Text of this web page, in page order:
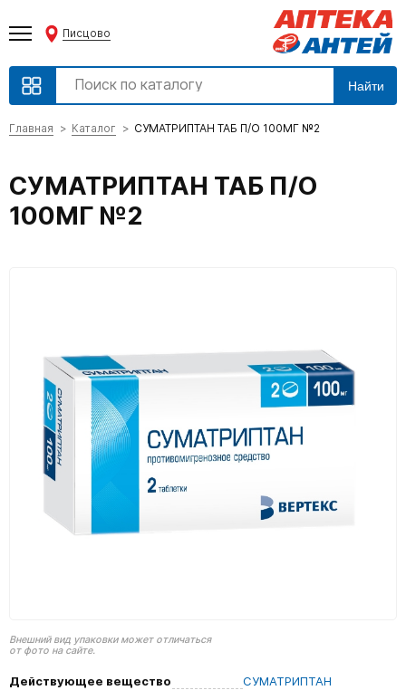
Писцово
Найти
Главная Каталог СУМАТРИПТАН ТАБ П/О 100МГ №2
СУМАТРИПТАН ТАБ П/О
100МГ №2
Внешний вид упаковки может отличаться
от фото на сайте.
Действующее вещество
СУМАТРИПТАН